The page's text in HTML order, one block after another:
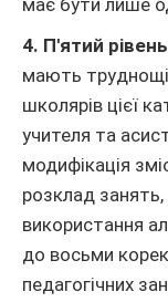
має бути лише
4. П'ятий
мають
школярів цієї
учителя та
модифікація
розклад занять,
використання
до восьми
педагогічних